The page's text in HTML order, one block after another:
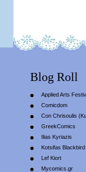
Blog Roll
Applied Arts
Comicdom
Con Chrisoulis
GreekComics
Ilias Kyriazis
Kotsifas Blackbird
Lef Kiort
Mycomics.gr